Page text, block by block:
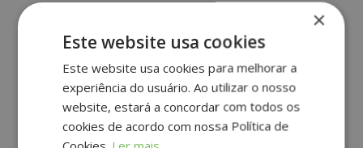
Que sobremesas
prepara um
×
Este website usa cookies
Este website usa cookies para melhorar a
experiência do usuário. Ao utilizar o nosso
website, estará a concordar com todos os
cookies de acordo com nossa Política de
Cookies. Ler mais